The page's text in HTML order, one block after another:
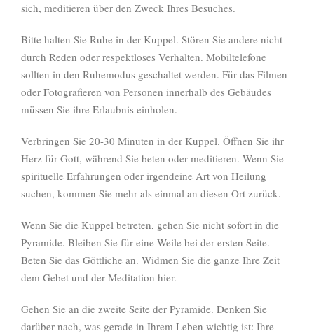
sich, meditieren über den Zweck Ihres Besuches.
Bitte halten Sie Ruhe in der Kuppel. Stören Sie andere nicht
durch Reden oder respektloses Verhalten. Mobiltelefone
sollten in den Ruhemodus geschaltet werden. Für das Filmen
oder Fotografieren von Personen innerhalb des Gebäudes
müssen Sie ihre Erlaubnis einholen.
Verbringen Sie 20-30 Minuten in der Kuppel. Öffnen Sie ihr
Herz für Gott, während Sie beten oder meditieren. Wenn Sie
spirituelle Erfahrungen oder irgendeine Art von Heilung
suchen, kommen Sie mehr als einmal an diesen Ort zurück.
Wenn Sie die Kuppel betreten, gehen Sie nicht sofort in die
Pyramide. Bleiben Sie für eine Weile bei der ersten Seite.
Beten Sie das Göttliche an. Widmen Sie die ganze Ihre Zeit
dem Gebet und der Meditation hier.
Gehen Sie an die zweite Seite der Pyramide. Denken Sie
darüber nach, was gerade in Ihrem Leben wichtig ist: Ihre